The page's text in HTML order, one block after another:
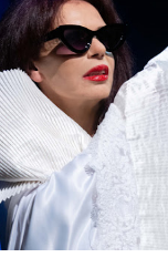
συγγραφέας, Στάθης
Δρ Ιωάννης
Μπινιάρη και ο
Δημήτρης
Δασκαλάκη
ακόμα"